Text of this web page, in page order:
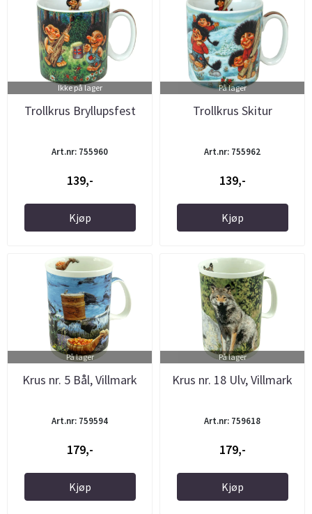
Ikke på lager
Trollkrus Bryllupsfest
Art.nr: 755960
139,-
Kjøp
På lager
Trollkrus Skitur
Art.nr: 755962
139,-
Kjøp
På lager
Krus nr. 5 Bål, Villmark
Art.nr: 759594
179,-
Kjøp
På lager
Krus nr. 18 Ulv, Villmark
Art.nr: 759618
179,-
Kjøp